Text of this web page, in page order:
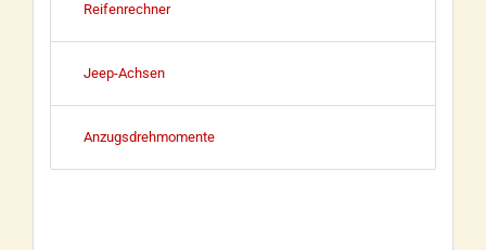
Reifenrechner
Jeep-Achsen
Anzugsdrehmomente